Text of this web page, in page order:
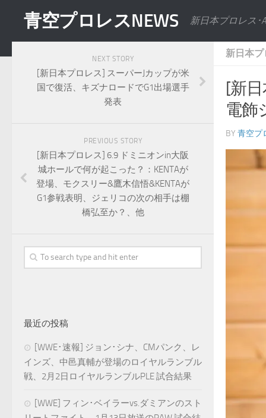
青空プロレスNEWS 新日本プロレス･
新日本
[新
電飾
BY 青空プ
NEXT STORY
[新日本プロレス] スーパーJカップが米
国で復活、キズナロードでG1出場選手
発表
PREVIOUS STORY
[新日本プロレス] 6.9 ドミニオンin大阪
城ホールで何が起こった？：KENTAが
登場、モクスリー&鷹木信悟&KENTAが
G1参戦表明、ジェリコの次の相手は棚
橋弘至か？、他
最近の投稿
[WWE･速報] ジョン･シナ、CMパンク、レ
インズ、中邑真輔が登場のロイヤルランブル
戦、2月2日ロイヤルランブルPLE 試合結果
[WWE] フィン･ベイラーvs.ダミアンのスト